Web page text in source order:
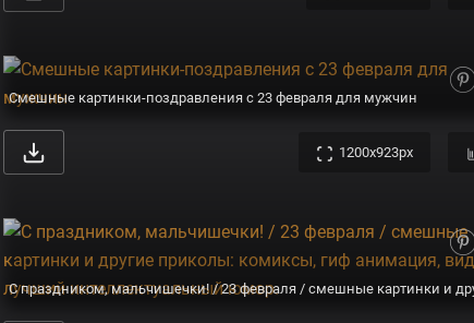
Смешные картинки-поздравления с 23 февраля для мужчин
1200x923px